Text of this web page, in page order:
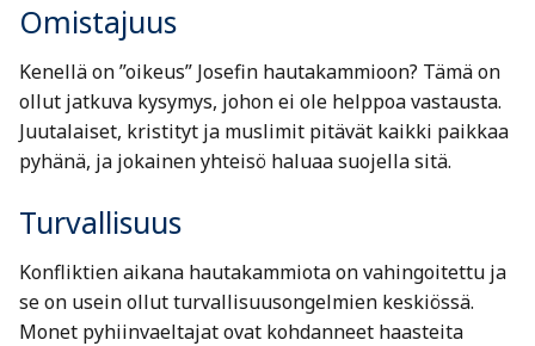
Omistajuus
Kenellä on ”oikeus” Josefin hautakammioon? Tämä on
ollut jatkuva kysymys, johon ei ole helppoa vastausta.
Juutalaiset, kristityt ja muslimit pitävät kaikki paikkaa
pyhänä, ja jokainen yhteisö haluaa suojella sitä.
Turvallisuus
Konfliktien aikana hautakammiota on vahingoitettu ja
se on usein ollut turvallisuusongelmien keskiössä.
Monet pyhiinvaeltajat ovat kohdanneet haasteita